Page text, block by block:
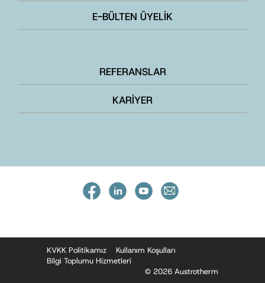
E-BÜLTEN ÜYELİK
REFERANSLAR
KARİYER
KVKK Politikamız
Kullanım Koşulları
Bilgi Toplumu Hizmetleri
© 2026 Austrotherm